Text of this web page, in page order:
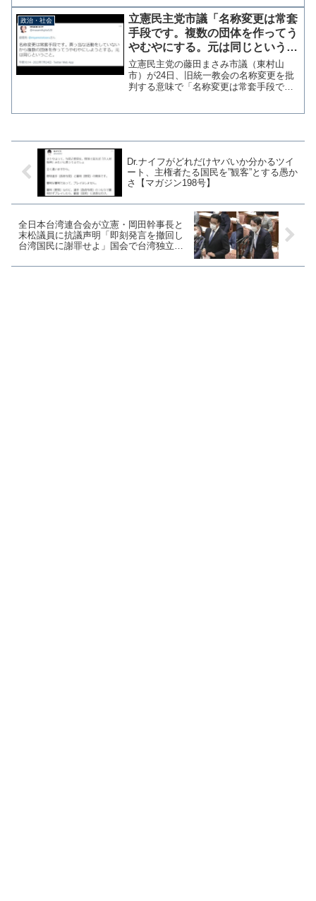
もしれません。 立憲民主党の小川淳也
幹事長は26日の定例会見で...
政治・社会
立憲民主党市議「名称変更は常套
手段です。複数の団体を作ってう
やむやにする。元は同じというこ
と」旧統一教会を批判したつもり
が民主党系の自己紹介に
立憲民主党の藤田まさみ市議（東村山
市）が24日、旧統一教会の名称変更を批
判する意味で「名称変更は常套手段で
Dr.ナイフがどれだけヤバいか分かるツイ
ート、主権者たる国民を”観客”とする愚か
さ【マガジン198号】
全日本台湾連合会が立憲・岡田幹事長と
末松議員に抗議声明「即刻発言を撤回し
台湾国民に謝罪せよ」国会で台湾独立を